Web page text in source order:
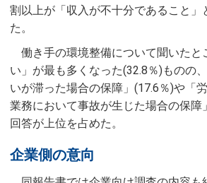
割以上が「収入が不十分であること」
た。
働き手の環境整備について聞いたと
い」が最も多くなった(32.8％)ものの
いが滞った場合の保障」(17.6％)や「
業務において事故が生じた場合の保障
回答が上位を占めた。
企業側の意向